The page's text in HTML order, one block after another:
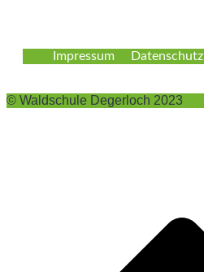
Impressum Datenschutz
© Waldschule Degerloch 2023